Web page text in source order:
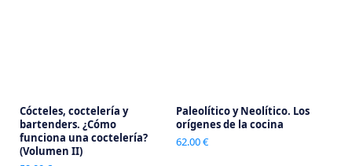
Cócteles, coctelería y
bartenders. ¿Cómo
funciona una coctelería?
(Volumen II)
Paleolítico y Neolítico. Los
orígenes de la cocina
62.00 €